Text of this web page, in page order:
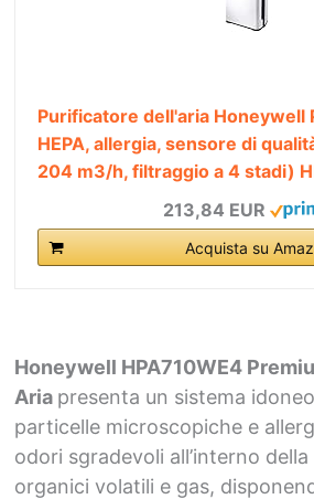
Purificatore dell'aria Honeywell
HEPA, allergia, sensore di
204 m3/h, filtraggio a 4 stadi)
213,84 EUR
Acquista su
Honeywell HPA710WE4
Aria presenta un sistema
particelle microscopiche e
odori sgradevoli all’interno
organici volatili e gas,